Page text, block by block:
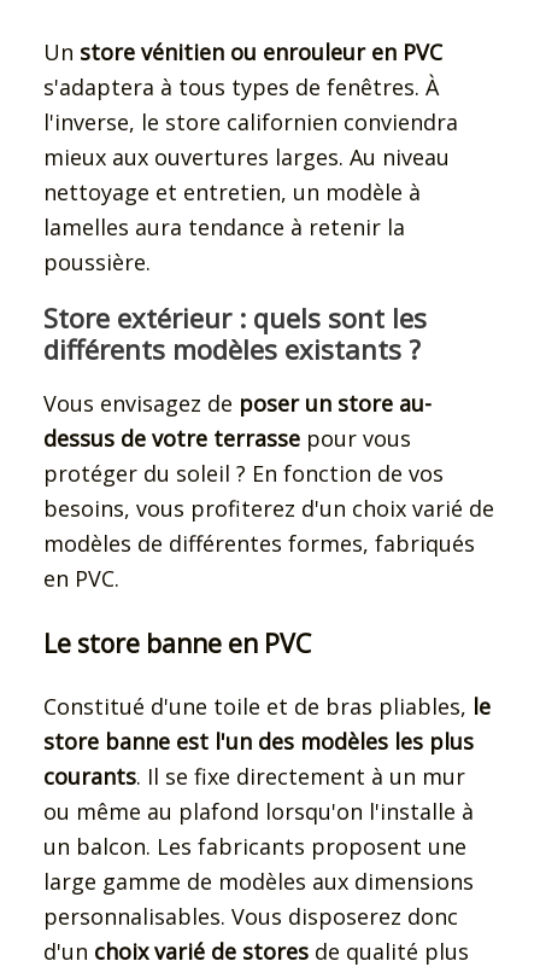
Un store vénitien ou enrouleur en PVC
s'adaptera à tous types de fenêtres. À
l'inverse, le store californien conviendra
mieux aux ouvertures larges. Au niveau
nettoyage et entretien, un modèle à
lamelles aura tendance à retenir la
poussière.
Store extérieur : quels sont les
différents modèles existants ?
Vous envisagez de poser un store au-
dessus de votre terrasse pour vous
protéger du soleil ? En fonction de vos
besoins, vous profiterez d'un choix varié de
modèles de différentes formes, fabriqués
en PVC.
Le store banne en PVC
Constitué d'une toile et de bras pliables, le
store banne est l'un des modèles les plus
courants. Il se fixe directement à un mur
ou même au plafond lorsqu'on l'installe à
un balcon. Les fabricants proposent une
large gamme de modèles aux dimensions
personnalisables. Vous disposerez donc
d'un choix varié de stores de qualité plus